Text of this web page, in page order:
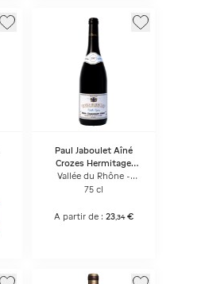
Paul Jaboulet Aîné
Crozes Hermitage
Vieilles Vignes
Vallée du Rhône -
Rouge
75 cl
A partir de : 23, 34 €